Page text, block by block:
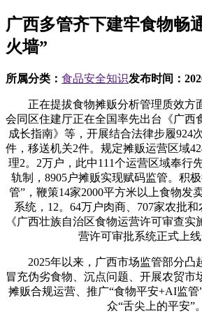
广西多管齐下建牢食物畅
火墙”
所属分类： 食品安全知识发布时间：
正在提拔食物摊贩分析管理质效方
会同区住建厅正在全国率先出台《广西
成长指南》等，开展结合法律步履924
件，移送机关2件。规定摊贩运营区域
理2。2万户，此中111个运营区域奉行
轨制，8905户摊贩实现赋码监管。积
管”，鞭策14家2000平方米以上食物发
系统，12。64万户肉商、707家农批
《广西壮族自治区食物运营许可审查实
营许可审批系统正式上线
2025年以来，广西市场监管部分凸
冒充伪劣食物、沉点问题、开展农贸市
摊贩合规运营、推广“食物平安+AI监
众“舌尖上的平安”。